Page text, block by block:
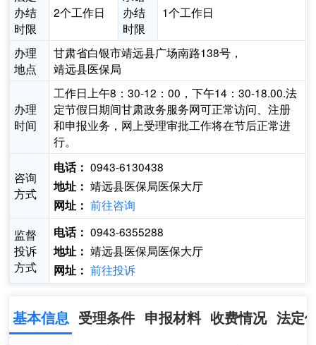
办结
时限
2个工作日
办结
时限
1个工作日
办理
地点
甘肃省白银市靖远县广场南路138号，
靖远县医保局
办理
时间
工作日上午8：30-12：00，下午14：30-18.00.法
定节假日期间甘肃政务服务网可正常访问、注册
和申报业务，网上受理审批工作将在节后正常进
行。
咨询
方式
电话： 0943-6130438
地址： 靖远县医保局医保大厅
网址： 前往咨询
监督
投诉
方式
电话： 0943-6355288
地址： 靖远县医保局医保大厅
网址： 前往投诉
基本信息 受理条件 申报材料 收费情况 法定